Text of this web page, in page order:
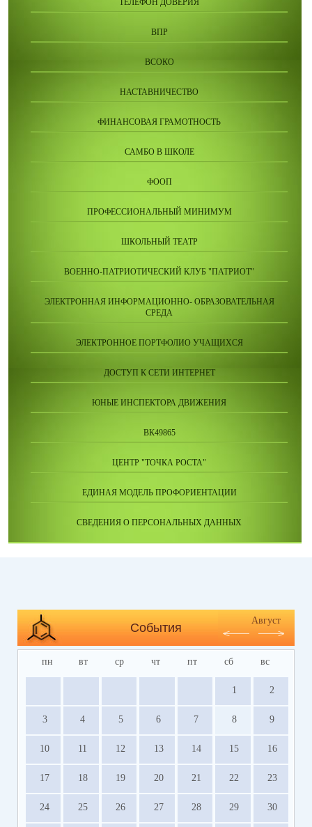
ТЕЛЕФОН ДОВЕРИЯ
ВПР
ВСОКО
НАСТАВНИЧЕСТВО
ФИНАНСОВАЯ ГРАМОТНОСТЬ
САМБО В ШКОЛЕ
ФООП
ПРОФЕССИОНАЛЬНЫЙ МИНИМУМ
ШКОЛЬНЫЙ ТЕАТР
ВОЕННО-ПАТРИОТИЧЕСКИЙ КЛУБ "ПАТРИОТ"
ЭЛЕКТРОННАЯ ИНФОРМАЦИОННО- ОБРАЗОВАТЕЛЬНАЯ
СРЕДА
ЭЛЕКТРОННОЕ ПОРТФОЛИО УЧАЩИХСЯ
ДОСТУП К СЕТИ ИНТЕРНЕТ
ЮНЫЕ ИНСПЕКТОРА ДВИЖЕНИЯ
ВК49865
ЦЕНТР "ТОЧКА РОСТА"
ЕДИНАЯ МОДЕЛЬ ПРОФОРИЕНТАЦИИ
СВЕДЕНИЯ О ПЕРСОНАЛЬНЫХ ДАННЫХ
События
Август
пн вт ср чт пт сб вс
1 2
3 4 5 6 7 8 9
10 11 12 13 14 15 16
17 18 19 20 21 22 23
24 25 26 27 28 29 30